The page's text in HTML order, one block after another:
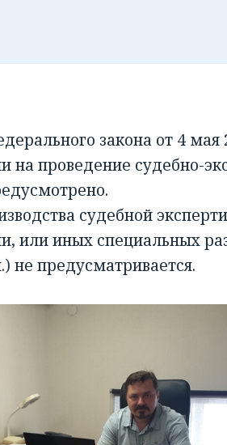
закона от 4 мая
на проведение судебно-
судебной
или иных специальных
не предусматривается.